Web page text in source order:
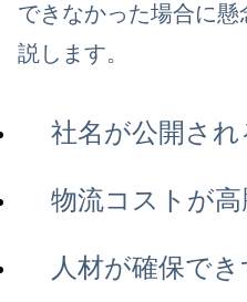
できなかった場合に
説します。
社名が公開され
物流コストが高
人材が確保で